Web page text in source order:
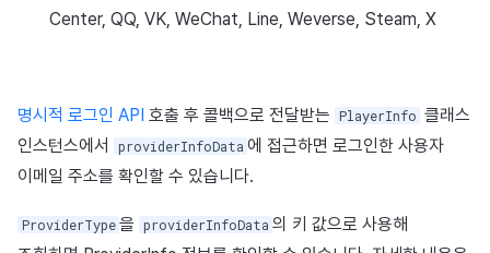
Center, QQ, VK, WeChat, Line, Weverse, Steam, X
명시적 로그인 API 호출 후 콜백으로 전달받는 PlayerInfo 클래스
인스턴스에서
providerInfoData 에 접근하면 로그인한 사용자
이메일 주소를 확인할 수 있습니다.
ProviderType 을 providerInfoData 의 키 값으로 사용해